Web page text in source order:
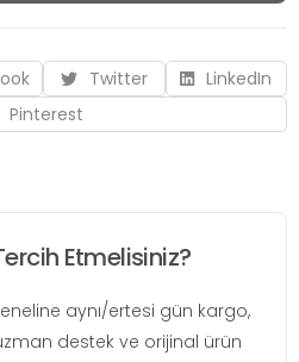
Twitter
LinkedIn
Pinterest
Etmelisiniz?
aynı/ertesi gün kargo,
destek ve orijinal ürün